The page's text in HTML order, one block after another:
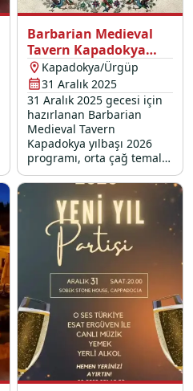
Barbarian Medieval
Tavern Kapadokya
Yılbaşı Programı 2026
Kapadokya/Ürgüp
31 Aralık 2025
31 Aralık 2025 gecesi için
hazırlanan Barbarian
Medieval Tavern
Kapadokya yılbaşı 2026
programı, orta çağ temalı
canlı müzik ve eşsiz
lezzetlerden oluşan yılbaşı
menüsü ile sizleri bekliyor.